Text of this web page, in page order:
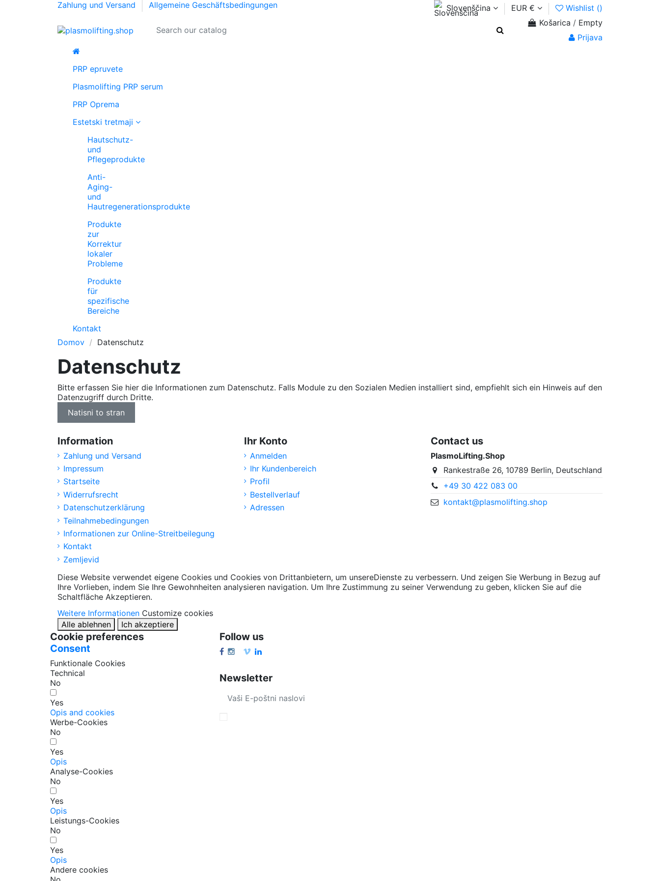
Zahlung und Versand Allgemeine Geschäftsbedingungen Slovenščina EUR € Wishlist ()
Košarica / Empty
Prijava
PRP epruvete
Plasmolifting PRP serum
PRP Oprema
Estetski tretmaji
Hautschutz-
und
Pflegeprodukte
Anti-
Aging-
und
Hautregenerationsprodukte
Produkte
zur
Korrektur
lokaler
Probleme
Produkte
für
spezifische
Bereiche
Kontakt
Domov
Datenschutz
Datenschutz
Bitte erfassen Sie hier die Informationen zum Datenschutz. Falls Module zu den Sozialen Medien installiert sind, empfiehlt sich ein Hinweis auf den
Datenzugriff durch Dritte.
Information
Zahlung und Versand
Impressum
Startseite
Widerrufsrecht
Datenschutzerklärung
Teilnahmebedingungen
Informationen zur Online-Streitbeilegung
Kontakt
Zemljevid
Ihr Konto
Anmelden
Ihr Kundenbereich
Profil
Bestellverlauf
Adressen
Contact us
PlasmoLifting.Shop
Rankestraße 26, 10789 Berlin, Deutschland
+49 30 422 083 00
kontakt@plasmolifting.shop
Diese Website verwendet eigene Cookies und Cookies von Drittanbietern, um unsereDienste zu verbessern. Und zeigen Sie Werbung in Bezug auf
Ihre Vorlieben, indem Sie Ihre Gewohnheiten analysieren navigation. Um Ihre Zustimmung zu seiner Verwendung zu geben, klicken Sie auf die
Schaltfläche Akzeptieren.
Weitere Informationen Customize cookies
Alle ablehnen
Ich akzeptiere
Cookie preferences
Consent
Funktionale Cookies
Technical
No
Yes
Opis and cookies
Werbe-Cookies
No
Yes
Opis
Analyse-Cookies
No
Yes
Opis
Leistungs-Cookies
No
Yes
Opis
Andere cookies
Follow us
Newsletter